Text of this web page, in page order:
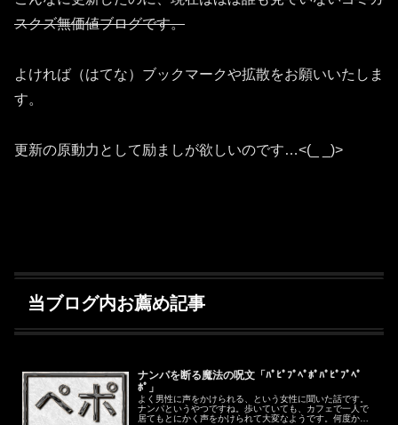
スクズ無価値ブログです。
よければ（はてな）ブックマークや拡散をお願いいたしま
す。
更新の原動力として励ましが欲しいのです…<(_ _)>
当ブログ内お薦め記事
ナンパを断る魔法の呪文「ﾊﾟﾋﾟﾌﾟﾍﾟﾎﾟﾊﾟﾋﾟﾌﾟﾍﾟ
ﾎﾟ」
よく男性に声をかけられる、という女性に聞いた話です。
ナンパというやつですね。歩いていても、カフェで一人で
居てもとにかく声をかけられて大変なようです。何度か初